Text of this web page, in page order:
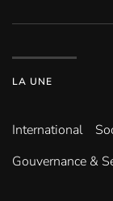
LA UNE
International
Gouvernance &